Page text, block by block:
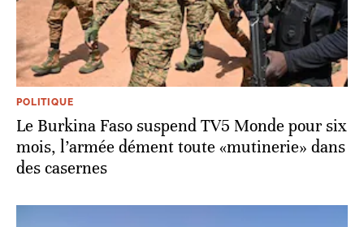
POLITIQUE
Le Burkina Faso suspend TV5 Monde pour six
mois, l’armée dément toute «mutinerie» dans
des casernes